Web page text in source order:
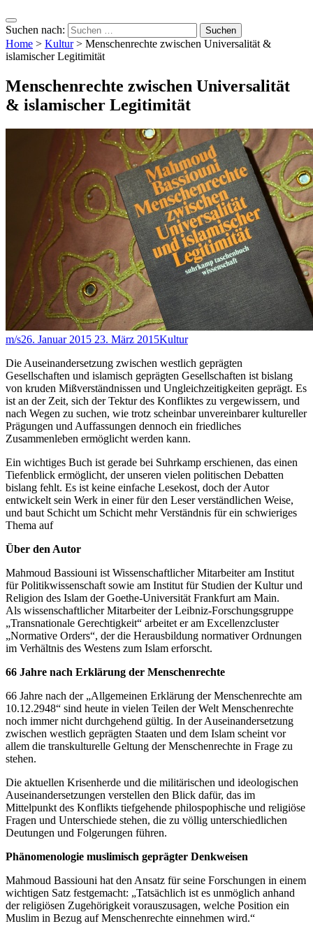
Suchen nach:
Home > Kultur> Menschenrechte zwischen Universalität &
islamischer Legitimität
Menschenrechte zwischen Universalität
& islamischer Legitimität
m/s26. Januar 2015 23. März 2015Kultur
Die Auseinandersetzung zwischen westlich geprägten
Gesellschaften und islamisch geprägten Gesellschaften ist bislang
von kruden Mißverständnissen und Ungleichzeitigkeiten geprägt. Es
ist an der Zeit, sich der Tektur des Konfliktes zu vergewissern, und
nach Wegen zu suchen, wie trotz scheinbar unvereinbarer kultureller
Prägungen und Auffassungen dennoch ein friedliches
Zusammenleben ermöglicht werden kann.
Ein wichtiges Buch ist gerade bei Suhrkamp erschienen, das einen
Tiefenblick ermöglicht, der unseren vielen politischen Debatten
bislang fehlt. Es ist keine einfache Lesekost, doch der Autor
entwickelt sein Werk in einer für den Leser verständlichen Weise,
und baut Schicht um Schicht mehr Verständnis für ein schwieriges
Thema auf
Über den Autor
Mahmoud Bassiouni ist Wissenschaftlicher Mitarbeiter am Institut
für Politikwissenschaft sowie am Institut für Studien der Kultur und
Religion des Islam der Goethe-Universität Frankfurt am Main.
Als wissenschaftlicher Mitarbeiter der Leibniz-Forschungsgruppe
„Transnationale Gerechtigkeit“ arbeitet er am Excellenzcluster
„Normative Orders“, der die Herausbildung normativer Ordnungen
im Verhältnis des Westens zum Islam erforscht.
66 Jahre nach Erklärung der Menschenrechte
66 Jahre nach der „Allgemeinen Erklärung der Menschenrechte am
10.12.2948“ sind heute in vielen Teilen der Welt Menschenrechte
noch immer nicht durchgehend gültig. In der Auseinandersetzung
zwischen westlich geprägten Staaten und dem Islam scheint vor
allem die transkulturelle Geltung der Menschenrechte in Frage zu
stehen.
Die aktuellen Krisenherde und die militärischen und ideologischen
Auseinandersetzungen verstellen den Blick dafür, das im
Mittelpunkt des Konflikts tiefgehende philospophische und religiöse
Fragen und Unterschiede stehen, die zu völlig unterschiedlichen
Deutungen und Folgerungen führen.
Phänomenologie muslimisch geprägter Denkweisen
Mahmoud Bassiouni hat den Ansatz für seine Forschungen in einem
wichtigen Satz festgemacht: „Tatsächlich ist es unmöglich anhand
der religiösen Zugehörigkeit vorauszusagen, welche Position ein
Muslim in Bezug auf Menschenrechte einnehmen wird.“